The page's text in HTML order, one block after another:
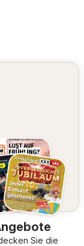
Sie die